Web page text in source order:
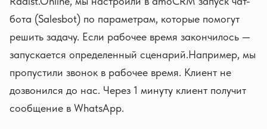
бота (Salesbot) по параметрам, которые помогут
решить задачу. Если рабочее время закончилось —
запускается определенный сценарий.Например, мы
пропустили звонок в рабочее время. Клиент не
дозвонился до нас. Через 1 минуту клиент получит
сообщение в WhatsApp.